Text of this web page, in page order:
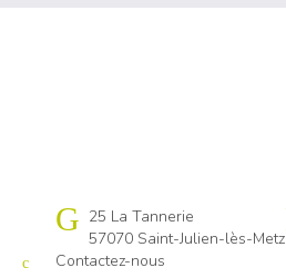
Cap emploi 57
25 La Tannerie
57070 Saint-Julien-lès-Metz
Contactez-nous